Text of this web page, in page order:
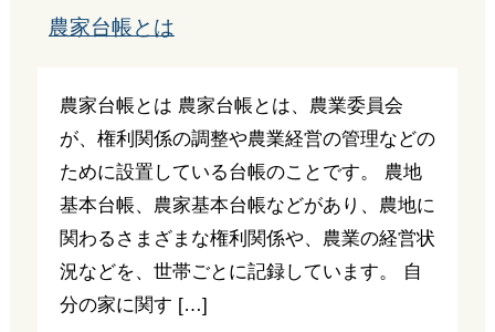
農家台帳とは
農家台帳とは 農家台帳とは、農業委員会
が、権利関係の調整や農業経営の管理などの
ために設置している台帳のことです。 農地
基本台帳、農家基本台帳などがあり、農地に
関わるさまざまな権利関係や、農業の経営状
況などを、世帯ごとに記録しています。 自
分の家に関す […]